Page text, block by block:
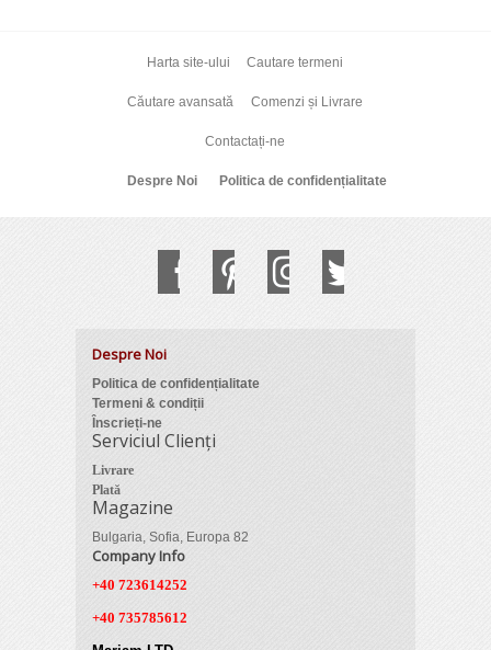
Harta site-ului Cautare termeni
Căutare avansată Comenzi și Livrare
Contactați-ne
Despre Noi Politica de confidențialitate
Despre Noi
Politica de confidențialitate
Termeni & condiții
Înscrieți-ne
Serviciul Clienți
Livrare
Plată
Magazine
Bulgaria, Sofia, Europa 82
Company Info
+40 723614252
+40 735785612